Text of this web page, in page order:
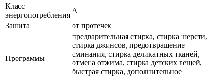
Класс
энергопотребления
A
Защита
от протечек
Программы
предварительная стирка, стирка шерсти,
стирка джинсов, предотвращение
сминания, стирка деликатных тканей,
отмена отжима, стирка детских вещей,
быстрая стирка, дополнительное